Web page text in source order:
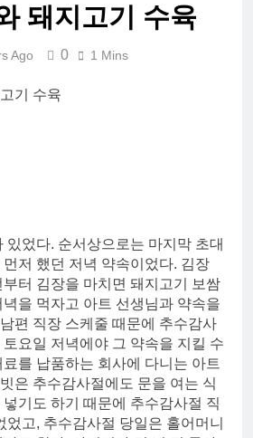
분에 만난 사람
들
2 Weeks Ago
기 01: 대통령과
돼지고기 수육
Ago 0 1 Mins
있었다. 순서상으로는 마지막 초대
저 했던 저녁 약속이었다. 김장
터 김장을 마치면 돼지고기 보쌈
을 먹자고 아트 선생님과 약속을
편 직장 스케줄 때문에 추수감사
요일 저녁에야 그 약속을 지킬 수
를 납품하는 회사에 다니는 아트
은 추수감사절에도 문을 여는 식
기도 하기 때문에 추수감사절 직
었고, 추수감사절 당일은 홀어머니